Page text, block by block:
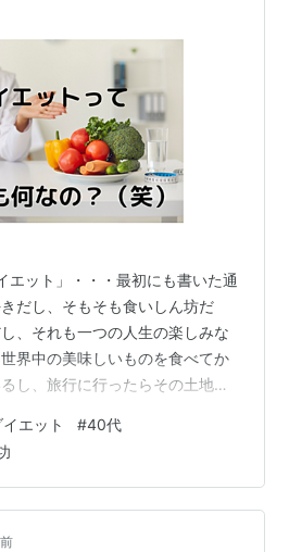
エット」・・・最初にも書いた通
だし、そもそも食いしん坊だ
、それも一つの人生の楽しみな
界中の美味しいものを食べてか
し、旅行に行ったらその土地の
で、今回の記事のタイトル
・・ そもそもダイエットって何
って「ダイエット」をすること
がなくなることははっきりいっ
ので必死に考えましたよ（笑）
イエット #40代